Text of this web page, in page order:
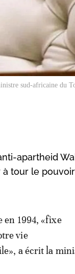
sud-africaine du
apartheid
à tour le pouvoir
en 1994, «fixe
vie
a écrit la